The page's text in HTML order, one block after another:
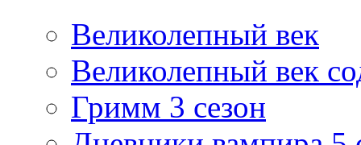
Великолепный век
Великолепный век
Гримм 3 сезон